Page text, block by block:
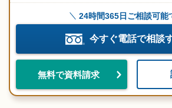
24時間365日ご相談可能
今すぐ電話で相談
無料で資料請求